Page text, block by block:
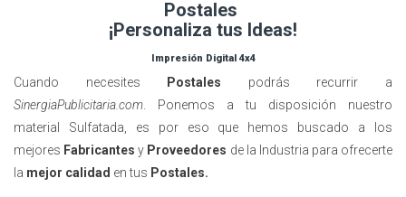
Postales
¡Personaliza tus Ideas!
Impresión Digital 4x4
Cuando necesites Postales podrás recurrir a
SinergiaPublicitaria.com . Ponemos a tu disposición nuestro
material Sulfatada, es por eso que hemos buscado a los
mejores Fabricantes y Proveedores de la Industria para ofrecerte
la mejor calidad en tus Postales.